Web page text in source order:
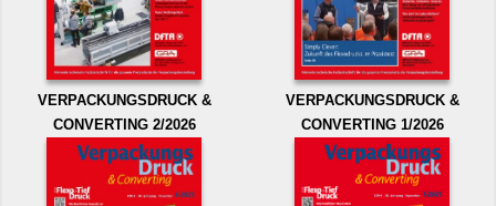
VERPACKUNGSDRUCK &
CONVERTING 2/2026
VERPACKUNGSDRUCK &
CONVERTING 1/2026